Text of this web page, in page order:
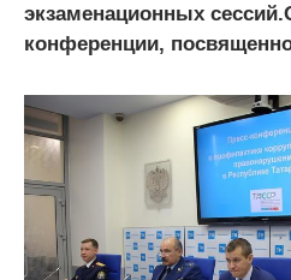
экзаменационных
конференции,